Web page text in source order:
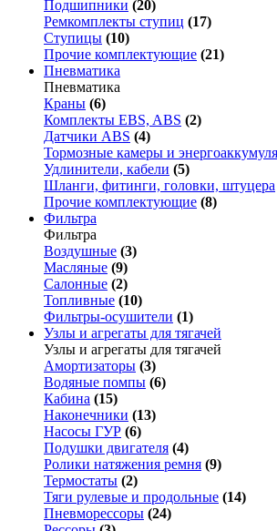
Подшипники (20)
Ремкомплекты ступиц (17)
Ступицы (10)
Прочие комплектующие (21)
Пневматика
Пневматика
Краны (6)
Комплекты EBS, ABS (2)
Датчики ABS (4)
Тормозные камеры и
Удлинители, кабели (5)
Шланги, фитинги, головки, штуцера
Прочие комплектующие (8)
Фильтра
Фильтра
Воздушные (3)
Масляные (9)
Салонные (2)
Топливные (10)
Фильтры-осушители (1)
Узлы и агрегаты для тягачей
Узлы и агрегаты для тягачей
Амортизаторы (3)
Водяные помпы (6)
Кабина (15)
Наконечники (13)
Насосы ГУР (6)
Подушки двигателя (4)
Ролики натяжения ремня (9)
Термостаты (2)
Тяги рулевые и продольные (14)
Пневморессоры (24)